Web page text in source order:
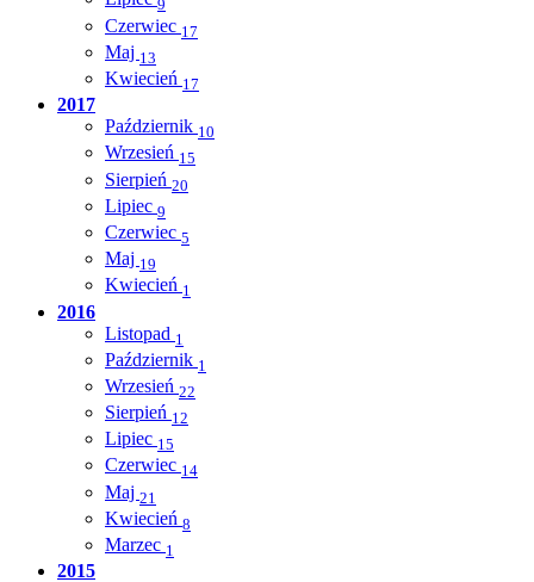
9
Czerwiec 17
Maj 13
Kwiecień 17
2017
Październik 10
Wrzesień 15
Sierpień 20
Lipiec 9
Czerwiec 5
Maj 19
Kwiecień 1
2016
Listopad 1
Październik 1
Wrzesień 22
Sierpień 12
Lipiec 15
Czerwiec 14
Maj 21
Kwiecień 8
Marzec 1
2015